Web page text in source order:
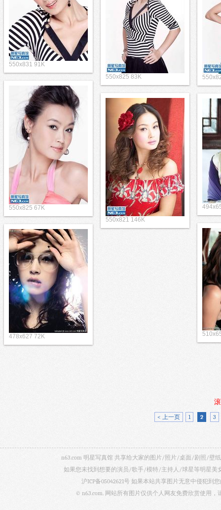
550x831 91K
550x825 83K
550x825 67K
550x821 146K
478x627 72K
< 上一页 1 2 3
n63.com 明星写真馆 共享给大家的图片/照片/桌面/剧照/壁
如果您未找到想要的演员/歌手/模特/主持人/球星等明星美
沪ICP备05042621号 如果本站共享图片无意中侵犯到
© n63.com. 网站所有图片仅供个人网友免费欣赏使用